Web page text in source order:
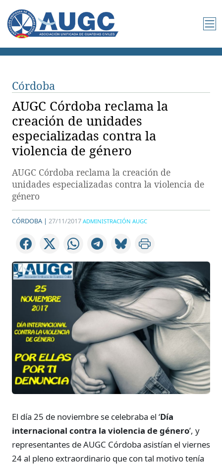
Córdoba
AUGC Córdoba reclama la
creación de unidades
especializadas contra la
violencia de género
AUGC Córdoba reclama la creación de
unidades especializadas contra la violencia de
género
CÓRDOBA | 27/11/2017 ADMINISTRACIÓN AUGC
El día 25 de noviembre se celebraba el ‘Día
internacional contra la violencia de género’, y
representantes de AUGC Córdoba asistían el viernes
24 al pleno extraordinario que con tal motivo tenía